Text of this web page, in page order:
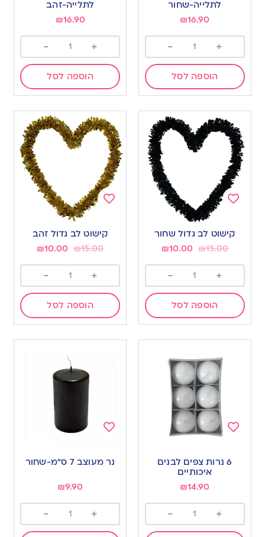
לתלייה-שחור
₪16.90
+
-
הוספה לסל
לתלייה-זהב
₪16.90
+
-
הוספה לסל
wishlist
קישוט לב גדול שחור
₪15.00
₪10.00
+
-
הוספה לסל
wishlist
קישוט לב גדול זהב
₪15.00
₪10.00
+
-
הוספה לסל
wishlist
6 נרות צפים לבנים
איכותיים
₪14.90
+
-
toנר מעוצב 7 ס”מ-שחור
₪9.90
+
-